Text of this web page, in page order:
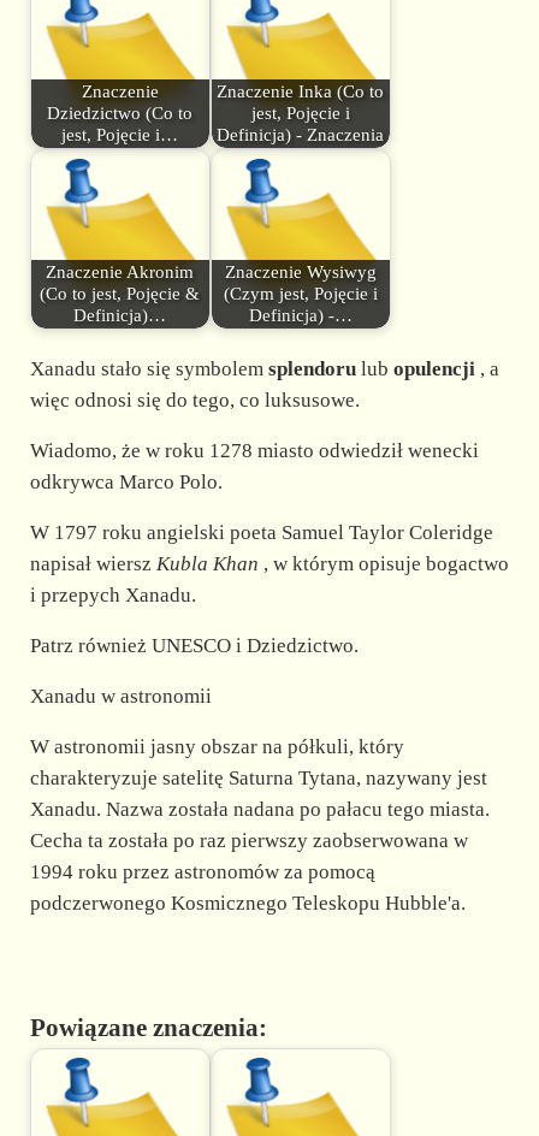
Znaczenie
Dziedzictwo (Co to
jest, Pojęcie i…
Znaczenie Inka (Co to
jest, Pojęcie i
Definicja) - Znaczenia
Znaczenie Akronim
(Co to jest, Pojęcie &
Definicja)…
Znaczenie Wysiwyg
(Czym jest, Pojęcie i
Definicja) -…
Xanadu stało się symbolem splendorulub opulencji, a
więc odnosi się do tego, co luksusowe.
Wiadomo, że w roku 1278 miasto odwiedził wenecki
odkrywca Marco Polo.
W 1797 roku angielski poeta Samuel Taylor Coleridge
napisał wiersz Kubla Khan , w którym opisuje bogactwo
i przepych Xanadu.
Patrz również UNESCO i Dziedzictwo.
Xanadu w astronomii
W astronomii jasny obszar na półkuli, który
charakteryzuje satelitę Saturna Tytana, nazywany jest
Xanadu. Nazwa została nadana po pałacu tego miasta.
Cecha ta została po raz pierwszy zaobserwowana w
1994 roku przez astronomów za pomocą
podczerwonego Kosmicznego Teleskopu Hubble'a.
Powiązane znaczenia: